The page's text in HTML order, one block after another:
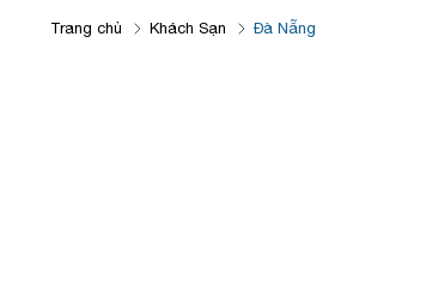
Trang chủ Khách Sạn Đà Nẵng